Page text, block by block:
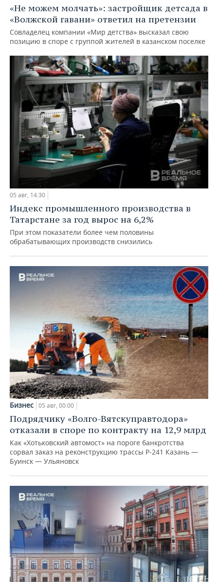
«Не можем молчать»: застройщик детсада в
«Волжской гавани» ответил на претензии
Совладелец компании «Мир детства» высказал свою
позицию в споре с группой жителей в казанском поселке
05 авг, 14:30
Индекс промышленного производства в
Татарстане за год вырос на 6,2%
При этом показатели более чем половины
обрабатывающих производств снизились
Бизнес 05 авг, 00:00
Подрядчику «Волго-Вятскуправтодора»
отказали в споре по контракту на 12,9 млрд
Как «Хотьковский автомост» на пороге банкротства
сорвал заказ на реконструкцию трассы Р‑241 Казань —
Буинск — Ульяновск